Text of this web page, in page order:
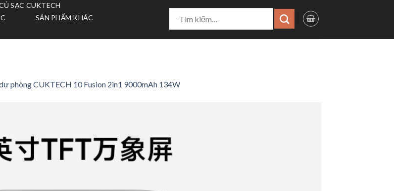
SẠC CUKTECH
SẢN PHẨM KHÁC
kiếm:
phòng CUKTECH 10 Fusion 2in1 9000mAh 134W